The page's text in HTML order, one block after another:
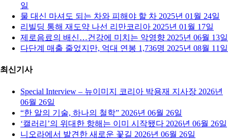
일
물 대신 마셔도 되는 차와 피해야 할 차 2025년 01월 24일
리빌딩 통해 재도약 나선 리만코리아 2025년 01월 17일
제로음료의 배신…건강에 미치는 악영향 2025년 06월 13일
다단계 매출 줄었지만, 억대 연봉 1,736명 2025년 08월 11일
최신기사
Special Interview – 뉴이미지 코리아 박용재 지사장 2026년
06월 26일
“한 알의 기술, 하나의 철학” 2026년 06월 26일
‘캘러리’의 위대한 항해는 이미 시작됐다 2026년 06월 26일
니오라에서 발견한 새로운 꽃길 2026년 06월 26일